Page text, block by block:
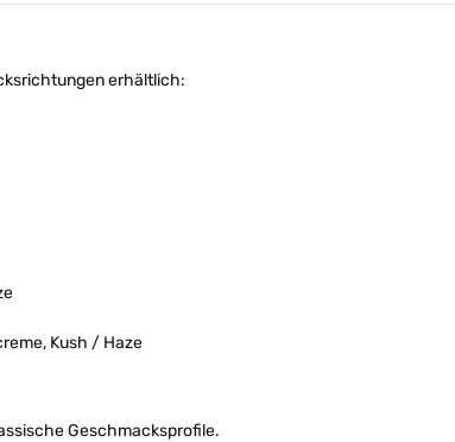
erhältlich:
Kush / Haze
Geschmacksprofile.